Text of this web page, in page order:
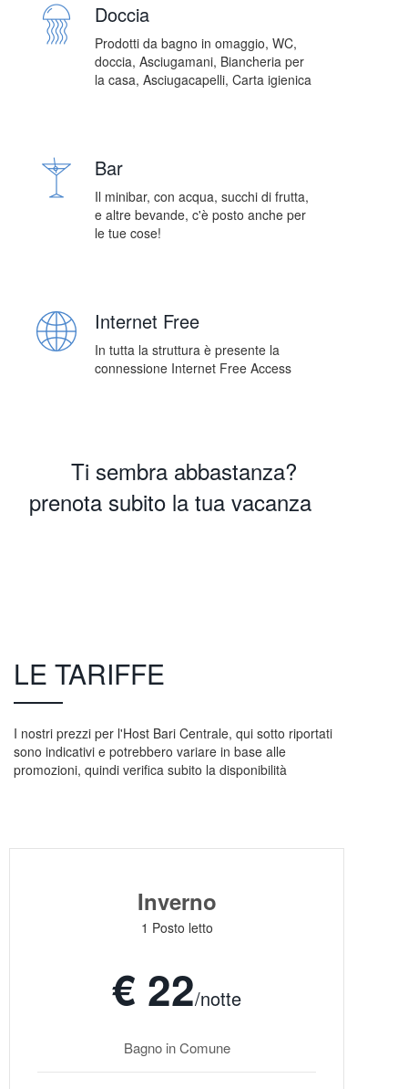
Doccia
Prodotti da bagno in omaggio, WC,
doccia, Asciugamani, Biancheria per
la casa, Asciugacapelli, Carta igienica
Bar
Il minibar, con acqua, succhi di frutta,
e altre bevande, c'è posto anche per
le tue cose!
Internet Free
In tutta la struttura è presente la
connessione Internet Free Access
Ti sembra abbastanza?
prenota subito la tua vacanza
LE TARIFFE
I nostri prezzi per l'Host Bari Centrale, qui sotto riportati
sono indicativi e potrebbero variare in base alle
promozioni, quindi verifica subito la disponibilità
Inverno
1 Posto letto
€ 22/notte
Bagno in Comune